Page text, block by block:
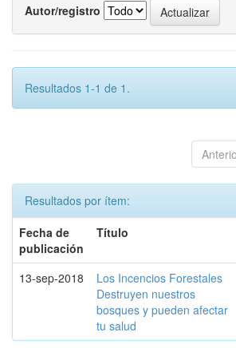
Autor/registro
Resultados 1-1 de 1.
Resultados por ítem:
Fecha de
publicación
Título
13-sep-2018
Los Incencios Forestales
Destruyen nuestros
bosques y pueden afectar
tu salud